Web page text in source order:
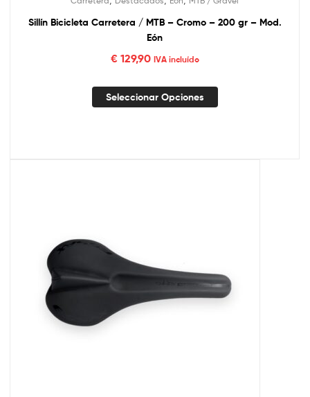
Sillín Bicicleta Carretera / MTB – Cromo – 200 gr – Mod.
Eón
€129,90 IVA incluído
Seleccionar Opciones